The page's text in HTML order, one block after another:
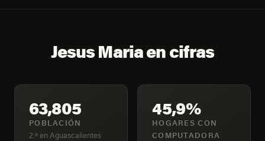
Jesus Maria en cifras
63,805
POBLACIÓN
2.º en Aguascalientes
45,9%
HOGARES CON
COMPUTADORA